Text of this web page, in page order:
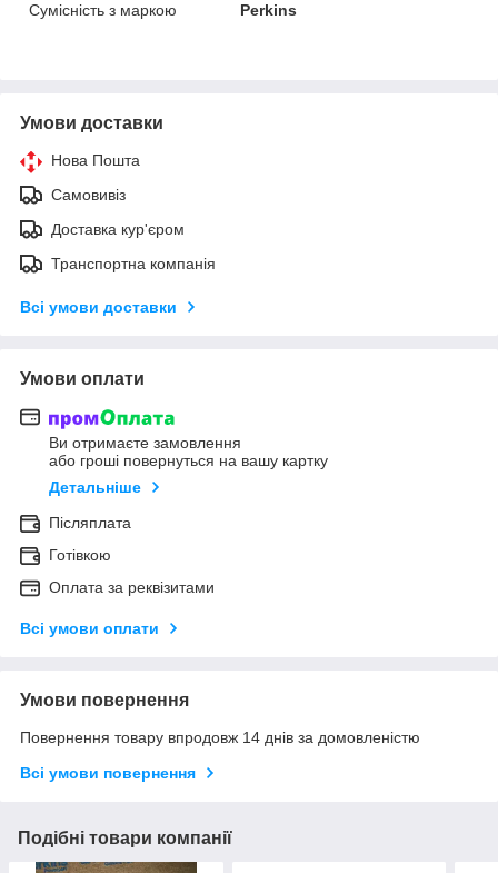
Сумісність з маркою
Perkins
Умови доставки
Нова Пошта
Самовивіз
Доставка кур'єром
Транспортна компанія
Всі умови доставки
Умови оплати
Ви отримаєте замовлення
або гроші повернуться на вашу картку
Детальніше
Післяплата
Готівкою
Оплата за реквізитами
Всі умови оплати
Умови повернення
Повернення товару впродовж 14 днів за домовленістю
Всі умови повернення
Подібні товари компанії